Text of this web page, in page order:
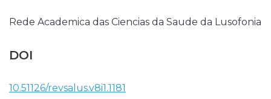
Rede Academica das Ciencias da Saude da Lusofonia
DOI
10.51126/revsalus.v8i1.1181